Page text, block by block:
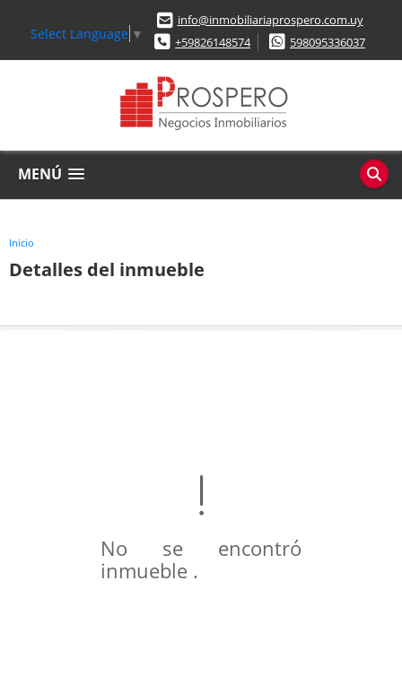
Select Language ▼
info@inmobiliariaprospero.com.uy
+59826148574
598095336037
MENÚ
Inicio
Detalles del inmueble
No se encontró
inmueble .